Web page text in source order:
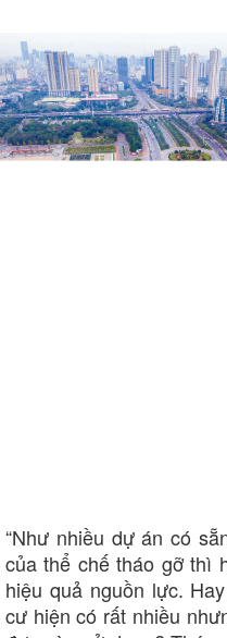
Cây thuốc
Sản phụ khoa
Nhi khoa
Nam khoa
Làm đẹp - giảm cân
Phòng mạch online
“Như nhiều dự án có
của thể chế tháo gỡ thì
hiệu quả nguồn lực.
cư hiện có rất nhiều